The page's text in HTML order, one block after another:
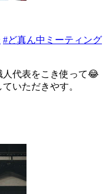
#ど真ん中ミーティング
代表をこき使って😂
いただきやす。